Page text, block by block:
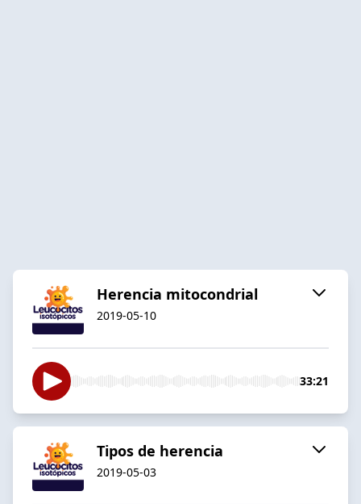
Herencia mitocondrial
2019-05-10
33:21
Tipos de herencia
2019-05-03